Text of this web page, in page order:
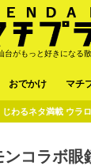
台がもっと好きになる
おでかけ マチ
じわるネタ満載 ウラ
ンコラボ